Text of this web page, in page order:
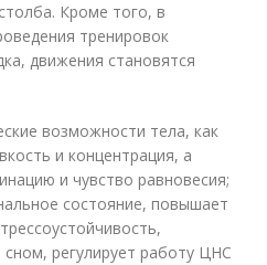
Кроме того, в
тренировок
движения становятся
возможности тела, как
и концентрация, а
и чувство равновесия;
состояние, повышает
регулирует работу ЦНС